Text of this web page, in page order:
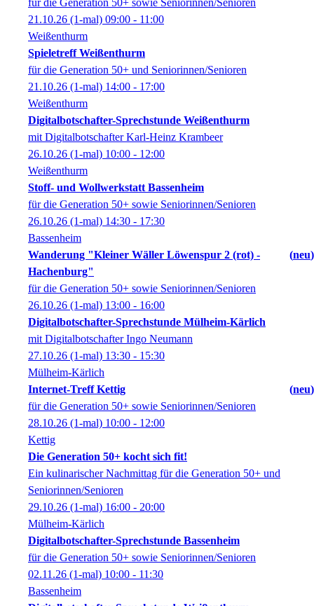
für die Generation 50+ sowie Seniorinnen/Senioren
21.10.26 (1-mal) 09:00 - 11:00
Weißenthurm
Spieletreff Weißenthurm
für die Generation 50+ und Seniorinnen/Senioren
21.10.26 (1-mal) 14:00 - 17:00
Weißenthurm
Digitalbotschafter-Sprechstunde Weißenthurm
mit Digitalbotschafter Karl-Heinz Krambeer
26.10.26 (1-mal) 10:00 - 12:00
Weißenthurm
Stoff- und Wollwerkstatt Bassenheim
für die Generation 50+ sowie Seniorinnen/Senioren
26.10.26 (1-mal) 14:30 - 17:30
Bassenheim
Wanderung "Kleiner Wäller Löwenspur 2 (rot) -
Hachenburg"
neu
für die Generation 50+ sowie Seniorinnen/Senioren
26.10.26 (1-mal) 13:00 - 16:00
Digitalbotschafter-Sprechstunde Mülheim-Kärlich
mit Digitalbotschafter Ingo Neumann
27.10.26 (1-mal) 13:30 - 15:30
Mülheim-Kärlich
Internet-Treff Kettig
neu
für die Generation 50+ sowie Seniorinnen/Senioren
28.10.26 (1-mal) 10:00 - 12:00
Kettig
Die Generation 50+ kocht sich fit!
Ein kulinarischer Nachmittag für die Generation 50+ und
Seniorinnen/Senioren
29.10.26 (1-mal) 16:00 - 20:00
Mülheim-Kärlich
Digitalbotschafter-Sprechstunde Bassenheim
für die Generation 50+ sowie Seniorinnen/Senioren
02.11.26 (1-mal) 10:00 - 11:30
Bassenheim